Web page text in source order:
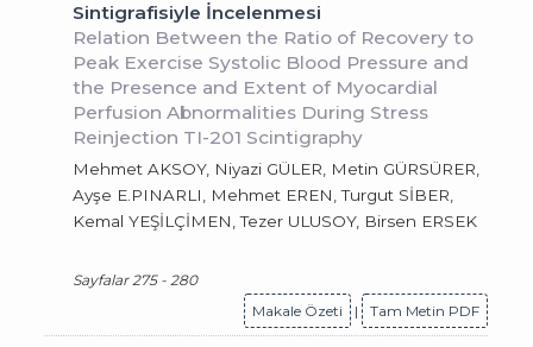
Sintigrafisiyle İncelenmesi
Relation Between the Ratio of Recovery to
Peak Exercise Systolic Blood Pressure and
the Presence and Extent of Myocardial
Perfusion Abnormalities During Stress
Reinjection TI-201 Scintigraphy
Mehmet AKSOY, Niyazi GÜLER, Metin GÜRSÜRER,
Ayşe E.PINARLI, Mehmet EREN, Turgut SİBER,
Kemal YEŞİLÇİMEN, Tezer ULUSOY, Birsen ERSEK
Sayfalar 275 - 280
Makale Özeti
| Tam Metin PDF